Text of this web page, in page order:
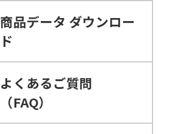
商品データ ダウンロー
ド
よくあるご質問
（FAQ）